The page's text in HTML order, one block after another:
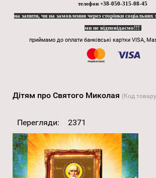
телефон +38-050-315-08-45
на запити, чи на замовлення через сторінки
ми не відповідаємо!!!
приймамо до оплати банківські картки VISA,
Дітям про Святого Миколая (Код
Перегляди: 2371